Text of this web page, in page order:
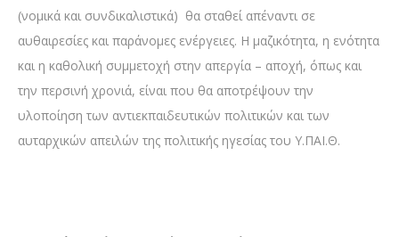
(νομικά και συνδικαλιστικά) θα σταθεί απέναντι σε
αυθαιρεσίες και παράνομες ενέργειες. Η μαζικότητα, η ενότητα
και η καθολική συμμετοχή στην απεργία – αποχή, όπως και
την περσινή χρονιά, είναι που θα αποτρέψουν την
υλοποίηση των αντιεκπαιδευτικών πολιτικών και των
αυταρχικών απειλών της πολιτικής ηγεσίας του Υ.ΠΑΙ.Θ.